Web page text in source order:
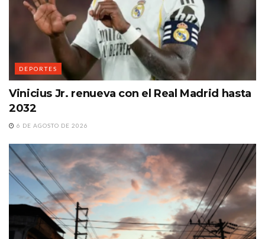
DEPORTES
Vinicius Jr. renueva con el Real Madrid hasta
2032
6 DE AGOSTO DE 2026